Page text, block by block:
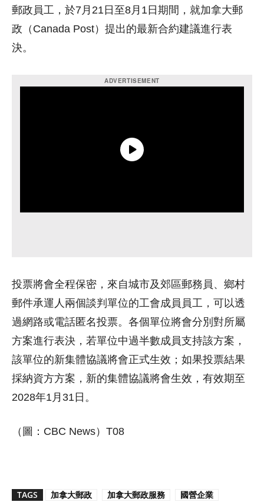
郵政員工，於7月21日至8月1日期間，就加拿大郵
政（Canada Post）提出的最新合約建議進行表
決。
投票將會全程保密，來自城市及郊區郵務員、鄉村
郵件承運人兩個談判單位的工會成員員工，可以透
過網路或電話匿名投票。各個單位將會分別對所屬
方案進行表決，若單位中過半數成員支持該方案，
該單位的新集體協議將會正式生效；如果投票結果
採納資方方案，新的集體協議將會生效，有效期至
2028年1月31日。
（圖：CBC News）T08
TAGS 加拿大郵政 加拿大郵政服務 國營企業